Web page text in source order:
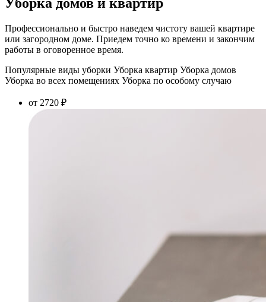
Профессионально и быстро наведем чистоту вашей квартире
или загородном доме. Приедем точно ко времени и закончим
работы в оговоренное время.
Популярные виды уборки Уборка квартир Уборка домов
Уборка во всех помещениях Уборка по особому случаю
от 2720 ₽